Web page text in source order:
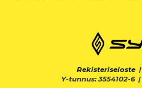
Rekisteriseloste |
Y-tunnus: 3554102-6 |